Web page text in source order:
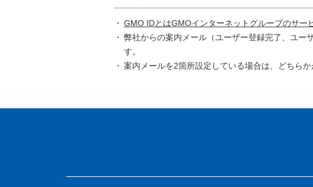
GMO IDとはGMOインターネットグループのサー
弊社からの案内メール（ユーザー登録完了、ユー
す。
案内メールを2箇所設定している場合は、どちらか